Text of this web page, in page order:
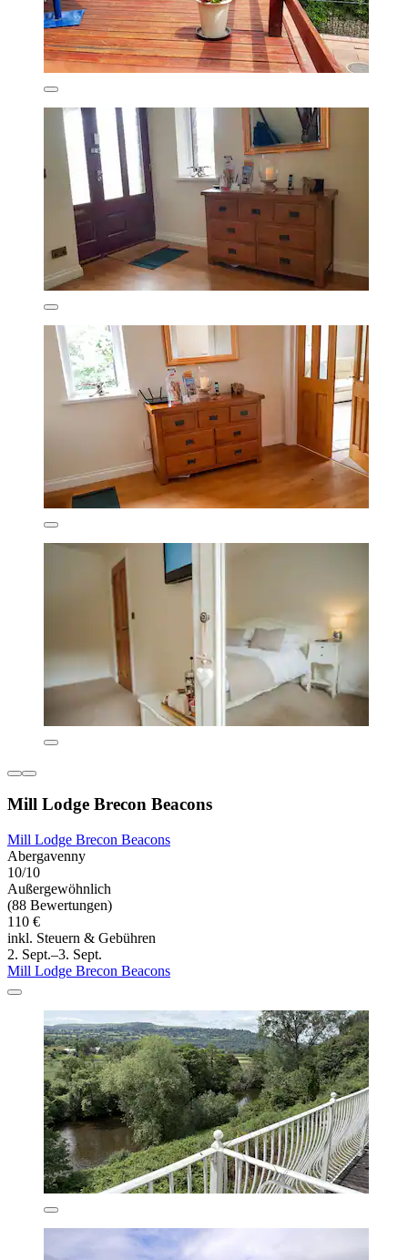
Mill Lodge Brecon Beacons
Mill Lodge Brecon Beacons
Abergavenny
10/10
Außergewöhnlich
(88 Bewertungen)
110 €
inkl. Steuern & Gebühren
2. Sept.–3. Sept.
Mill Lodge Brecon Beacons